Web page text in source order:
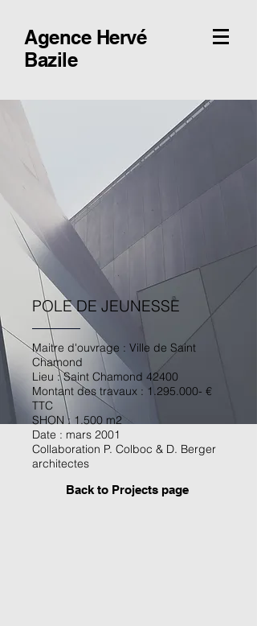
Agence Hervé
Bazile
POLE DE JEUNESSE
Maitre d'ouvrage : Ville de Saint
Chamond
Lieu : Saint Chamond 42400
Montant des travaux : 1.295.000- €
TTC
SHON : 1.500 m2
Date : mars 2001
Collaboration P. Colboc & D. Berger
architectes
Back to Projects page